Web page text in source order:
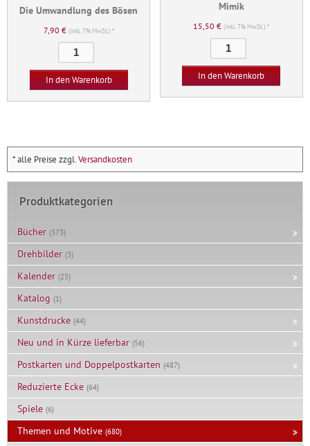
Die Umwandlung des Bösen
7,90 € (inkl. 7% MwSt.) *
Umwandlung
des
In den Warenkorb
Mimik
15,50€ (inkl. 7% MwSt.) *
Menge
In den Warenkorb
* alle Preise zzgl.Versandkosten
Produktkategorien
Bücher (373)
Drehbilder (3)
Kalender (25)
Katalog (1)
Kunstdrucke (44)
Neu und in Kürze lieferbar (56)
Postkarten und Doppelpostkarten (487)
Reduzierte Ecke (64)
Spiele (6)
Themen und Motive (680)